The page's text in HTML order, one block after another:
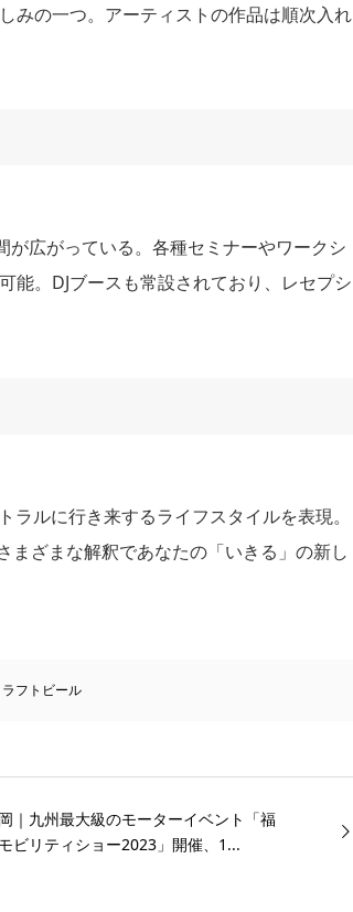
みの一つ。アーティストの作品は順次入れ
広がっている。各種セミナーやワークシ
能。DJブースも常設されており、レセプシ
ルに行き来するライフスタイルを表現。
まざまな解釈であなたの「いきる」の新し
ラフトビール
｜九州最大級のモーターイベント「福
ビリティショー2023」開催、1...